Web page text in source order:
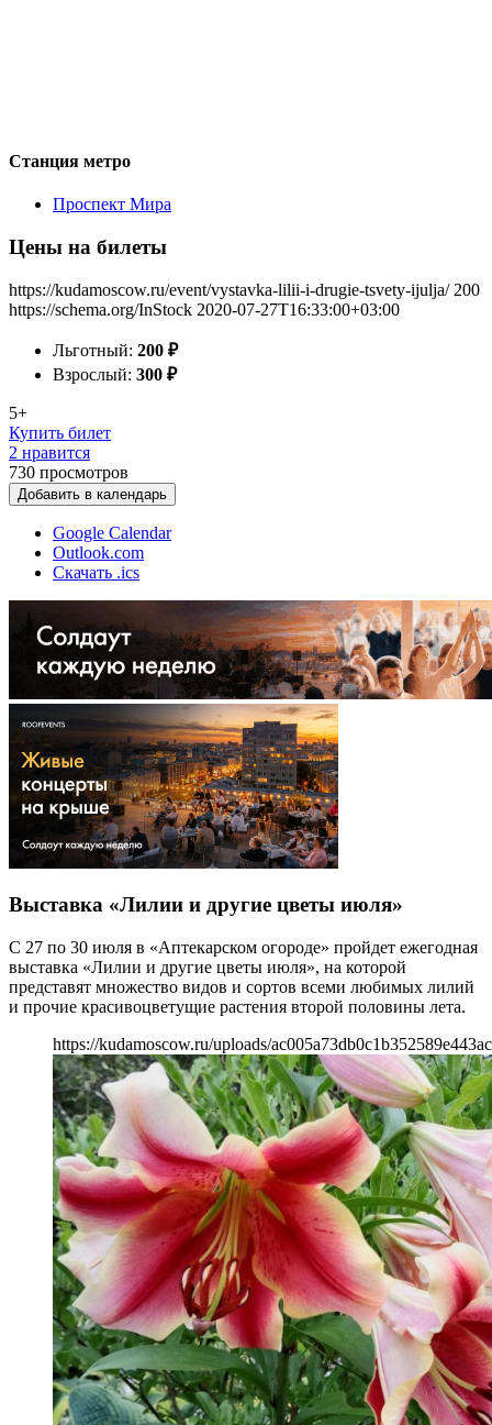
Станция метро
Проспект Мира
Цены на билеты
https://kudamoscow.ru/event/vystavka-lilii-i-drugie-tsvety-ijulja/ 200
https://schema.org/InStock 2020-07-27T16:33:00+03:00
Льготный: 200 ₽
Взрослый: 300 ₽
5+
Купить билет
2 нравится
730 просмотров
Добавить в календарь
Google Calendar
Outlook.com
Скачать .ics
Выставка «Лилии и другие цветы июля»
С 27 по 30 июля в «Аптекарском огороде» пройдет ежегодная
выставка «Лилии и другие цветы июля», на которой
представят множество видов и сортов всеми любимых лилий
и прочие красивоцветущие растения второй половины лета.
https://kudamoscow.ru/uploads/